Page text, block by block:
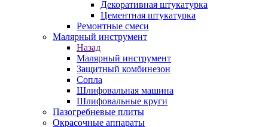
Декоративная штукатурка
Цементная штукатурка
Ремонтные смеси
Малярный инструмент
Назад
Малярный инструмент
Защитный комбинезон
Сопла
Шлифовальная машина
Шлифовальные круги
Пазогребневые плиты
Окрасочные аппараты